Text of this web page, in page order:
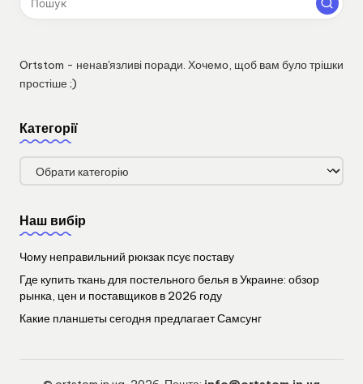
Ortstom - ненав'язливі поради. Хочемо, щоб вам було трішки
простіше ;)
Категорії
Категорії
Наш вибір
Чому неправильний рюкзак псує поставу
Где купить ткань для постельного белья в Украине: обзор
рынка, цен и поставщиков в 2026 году
Какие планшеты сегодня предлагает Самсунг